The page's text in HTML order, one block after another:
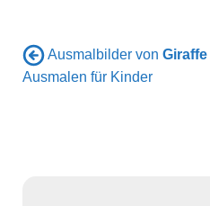
Ausmalbilder von Giraffe
Ausmalen für Kinder